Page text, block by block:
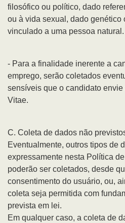
filosófico ou político, dado
ou à vida sexual, dado genético
vinculado a uma pessoa natural.
- Para a finalidade inerente a
emprego, serão coletados
sensíveis que o candidato
Vitae.
C. Coleta de dados não
Eventualmente, outros tipos de
expressamente nesta Política
poderão ser coletados, desde
consentimento do usuário, ou,
coleta seja permitida com
prevista em lei.
Em qualquer caso, a coleta de